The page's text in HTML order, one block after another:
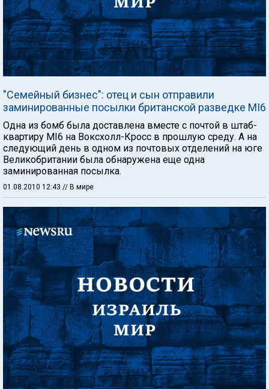
"Семейный бизнес": отец и сын отправили
заминированные посылки британской разведке MI6
Одна из бомб была доставлена вместе с почтой в штаб-
квартиру MI6 на Воксхолл-Кросс в прошлую среду. А на
следующий день в одном из почтовых отделений на юге
Великобритании была обнаружена еще одна
заминированная посылка.
01.08.2010 12:43 // В мире